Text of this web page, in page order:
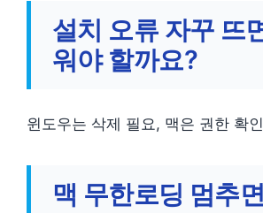
설치 오류 자꾸 뜨
워야 할까요?
윈도우는 삭제 필요, 맥은 권한 확
맥 무한로딩 멈추